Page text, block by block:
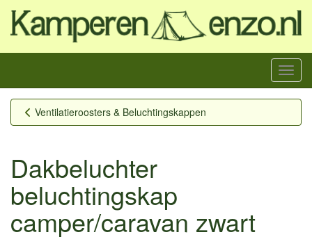
Menu
Ventilatieroosters & Beluchtingskappen
Dakbeluchter
beluchtingskap
camper/caravan zwart